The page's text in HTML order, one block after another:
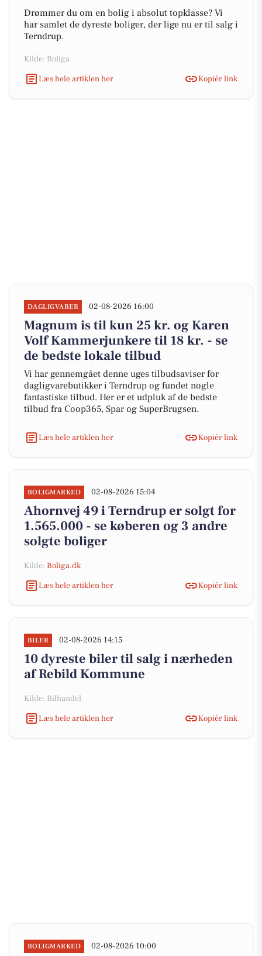
Drømmer du om en bolig i absolut topklasse? Vi
har samlet de dyreste boliger, der lige nu er til salg i
Terndrup.
Kilde: Boliga
Læs hele artiklen her
Kopiér link
DAGLIGVARER 02-08-2026 16:00
Magnum is til kun 25 kr. og Karen
Volf Kammerjunkere til 18 kr. - se
de bedste lokale tilbud
Vi har gennemgået denne uges tilbudsaviser for
dagligvarebutikker i Terndrup og fundet nogle
fantastiske tilbud. Her er et udpluk af de bedste
tilbud fra Coop365, Spar og SuperBrugsen.
Læs hele artiklen her Kopiér link
BOLIGMARKED 02-08-2026 15:04
Ahornvej 49 i Terndrup er solgt for
1.565.000 - se køberen og 3 andre
solgte boliger
Kilde: Boliga.dk
Læs hele artiklen her
Kopiér link
BILER 02-08-2026 14:15
10 dyreste biler til salg i nærheden
af Rebild Kommune
Kilde: Bilhandel
Læs hele artiklen her
Kopiér link
BOLIGMARKED 02-08-2026 10:00